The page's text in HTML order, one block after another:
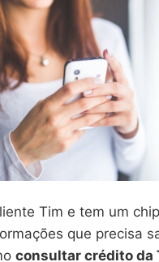
Tim e tem um
que precisa
consultar crédito da